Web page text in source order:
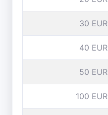
30 EUR
40 EUR
50 EUR
100 EUR